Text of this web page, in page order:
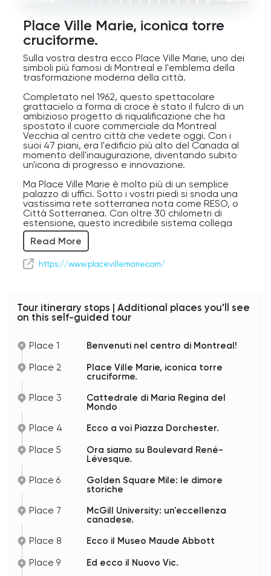
Player
Place Ville Marie, iconica torre
cruciforme.
Sulla vostra destra ecco Place Ville Marie, uno dei
simboli più famosi di Montreal e l'emblema della
trasformazione moderna della città.
Completato nel 1962, questo spettacolare
grattacielo a forma di croce è stato il fulcro di un
ambizioso progetto di riqualificazione che ha
spostato il cuore commerciale da Montreal
Vecchia al centro città che vedete oggi. Con i
suoi 47 piani, era l'edificio più alto del Canada al
momento dell'inaugurazione, diventando subito
un'icona di progresso e innovazione.
Ma Place Ville Marie è molto più di un semplice
palazzo di uffici. Sotto i vostri piedi si snoda una
vastissima rete sotterranea nota come RESO, o
Città Sotterranea. Con oltre 30 chilometri di
estensione, questo incredibile sistema collega
centri commerciali, uffici, hotel, stazioni della
metro, ristoranti e locali. Durante i lunghi inverni di
Montreal, centinaia di migliaia di persone lo usano
ogni giorno per spostarsi comodamente senza
dover mettere piede fuori.
Ormai è un elemento inconfondibile dello skyline
di Montreal, visibile anche a chilometri di distanza.
Per una delle migliori viste panoramiche della
città, potete salire sulla terrazza panoramica di
centro, sul Mount Royal, sul fiume San Lorenzo e,
nelle giornate limpide, ben oltre i confini della
Continuando il nostro giro, vedrete come questo
perfettamente con le radici storiche di Montreal,
e unici del Nord America.
Read More
https://www.placevillemarie.com/
Tour itinerary stops | Additional places you'll see
on this self-guided tour
Place 1 Benvenuti nel centro di Montreal!
Place 2
Place Ville Marie, iconica torre
cruciforme.
Place 3
Cattedrale di Maria Regina del
Mondo
Place 4
Ecco a voi Piazza Dorchester.
Place 5
Ora siamo su Boulevard René-
Lévesque.
Place 6
Golden Square Mile: le dimore
storiche
Place 7
McGill University: un'eccellenza
canadese.
Place 8
Ecco il Museo Maude Abbott
Place 9 Ed ecco il Nuovo Vic.